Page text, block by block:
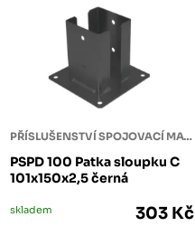
PŘÍSLUŠENSTVÍ SPOJOVACÍ MATERIÁL
PSPD 100 Patka sloupku C
101x150x2,5 černá
skladem 303 Kč